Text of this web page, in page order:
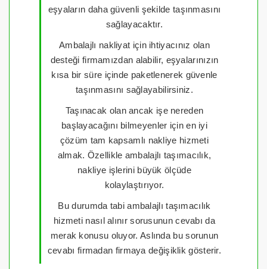
eşyaların daha güvenli şekilde taşınmasını
sağlayacaktır.
Ambalajlı nakliyat için ihtiyacınız olan
desteği firmamızdan alabilir, eşyalarınızın
kısa bir süre içinde paketlenerek güvenle
taşınmasını sağlayabilirsiniz.
Taşınacak olan ancak işe nereden
başlayacağını bilmeyenler için en iyi
çözüm tam kapsamlı nakliye hizmeti
almak. Özellikle ambalajlı taşımacılık,
nakliye işlerini büyük ölçüde
kolaylaştırıyor.
Bu durumda tabi ambalajlı taşımacılık
hizmeti nasıl alınır sorusunun cevabı da
merak konusu oluyor. Aslında bu sorunun
cevabı firmadan firmaya değişiklik gösterir.